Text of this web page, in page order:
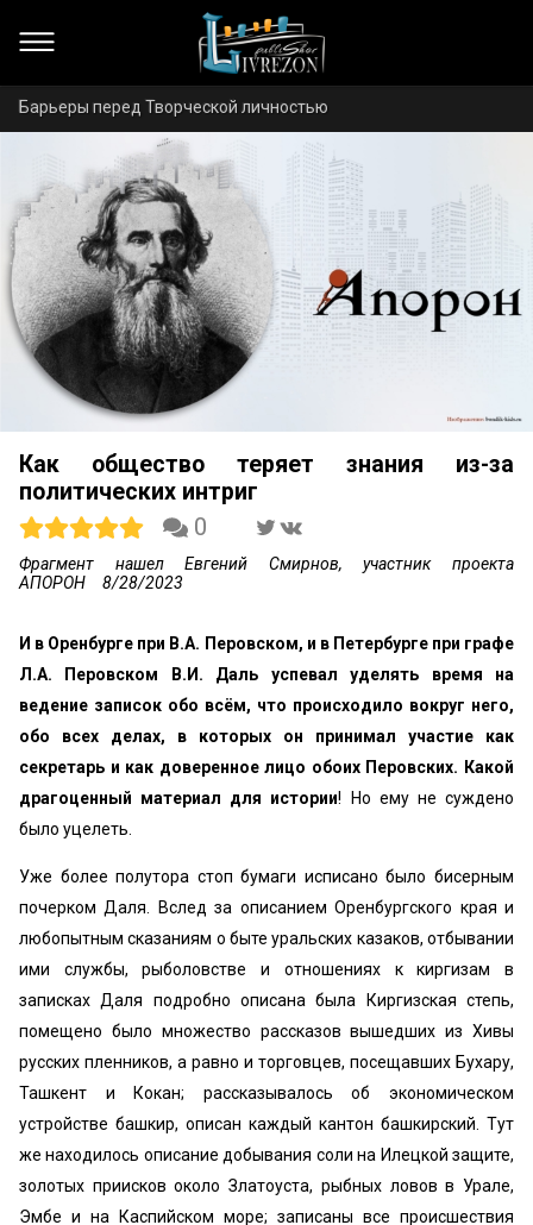
Барьеры перед Творческой личностью
Как общество теряет знания из-за
политических интриг
0
Фрагмент нашел Евгений Смирнов, участник проекта
АПОРОН
8/28/2023
И в Оренбурге при В.А. Перовском, и в Петербурге при графе
Л.А. Перовском В.И. Даль успевал уделять время на
ведение записок обо всём, что происходило вокруг него,
обо всех делах, в которых он принимал участие как
секретарь и как доверенное лицо обоих Перовских. Какой
драгоценный материал для истории! Но ему не суждено
было уцелеть.
Уже более полутора стоп бумаги исписано было бисерным
почерком Даля. Вслед за описанием Оренбургского края и
любопытным сказаниям о быте уральских казаков, отбывании
ими службы, рыболовстве и отношениях к киргизам в
записках Даля подробно описана была Киргизская степь,
помещено было множество рассказов вышедших из Хивы
русских пленников, а равно и торговцев, посещавших Бухару,
Ташкент и Кокан; рассказывалось об экономическом
устройстве башкир, описан каждый кантон башкирский. Тут
же находилось описание добывания соли на Илецкой защите,
золотых приисков около Златоуста, рыбных ловов в Урале,
Эмбе и на Каспийском море; записаны все происшествия